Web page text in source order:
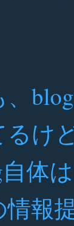
、
るけ
体
報